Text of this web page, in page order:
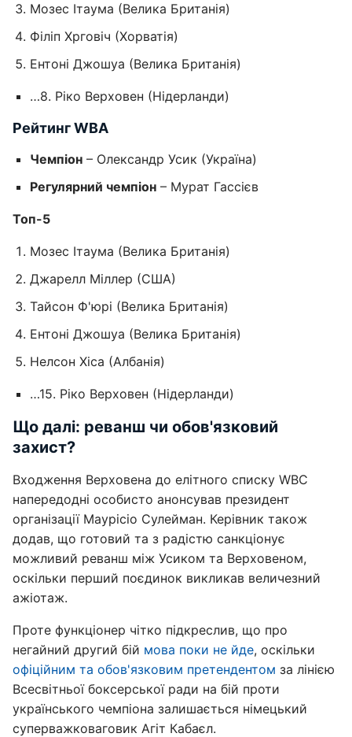
Мозес Ітаума (Велика Британія)
Філіп Хрговіч (Хорватія)
Ентоні Джошуа (Велика Британія)
…8. Ріко Верховен (Нідерланди)
Рейтинг WBA
Чемпіон – Олександр Усик (Україна)
Регулярний чемпіон – Мурат Гассієв
Топ-5
Мозес Ітаума (Велика Британія)
Джарелл Міллер (США)
Тайсон Ф'юрі (Велика Британія)
Ентоні Джошуа (Велика Британія)
Нелсон Хіса (Албанія)
…15. Ріко Верховен (Нідерланди)
Що далі: реванш чи обов'язковий
захист?
Входження Верховена до елітного списку WBC
напередодні особисто анонсував президент
організації Маурісіо Сулейман. Керівник також
додав, що готовий та з радістю санкціонує
можливий реванш між Усиком та Верховеном,
оскільки перший поєдинок викликав величезний
ажіотаж.
Проте функціонер чітко підкреслив, що про
негайний другий бій мова поки не йде, оскільки
офіційним та обов'язковим претендентом за лінією
Всесвітньої боксерської ради на бій проти
українського чемпіона залишається німецький
суперважковаговик Агіт Кабаєл.